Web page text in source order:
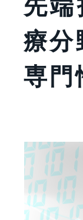
先
療分
専門